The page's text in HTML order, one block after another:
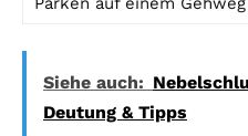
Siehe auch:
Deutung & Tipps